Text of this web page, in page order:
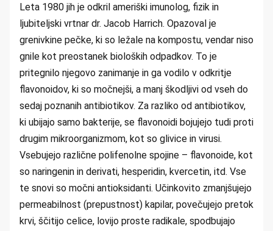
Leta 1980 jih je odkril ameriški imunolog, fizik in
ljubiteljski vrtnar dr. Jacob Harrich. Opazoval je
grenivkine pečke, ki so ležale na kompostu, vendar niso
gnile kot preostanek bioloških odpadkov. To je
pritegnilo njegovo zanimanje in ga vodilo v odkritje
flavonoidov, ki so močnejši, a manj škodljivi od vseh do
sedaj poznanih antibiotikov. Za razliko od antibiotikov,
ki ubijajo samo bakterije, se flavonoidi bojujejo tudi proti
drugim mikroorganizmom, kot so glivice in virusi.
Vsebujejo različne polifenolne spojine – flavonoide, kot
so naringenin in derivati, hesperidin, kvercetin, itd. Vse
te snovi so močni antioksidanti. Učinkovito zmanjšujejo
permeabilnost (prepustnost) kapilar, povečujejo pretok
krvi, ščitijo celice, lovijo proste radikale, spodbujajo